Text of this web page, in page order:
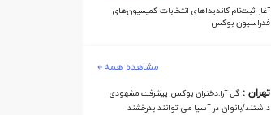
آغاز ثبت‌نام کاندیداهای انتخابات کمیسیون‌های
فدراسیون بوکس
مشاهده همه
تهران :گل آرا:دختران بوکس پیشرفت مشهودی
داشتند/بانوان در آسیا می توانند بدرخشند